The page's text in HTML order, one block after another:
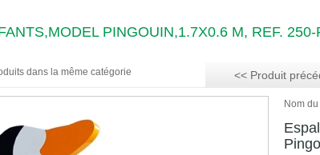
PINGOUIN,1.7X0.6 M, REF.
dans la même catégorie << Produit
Nom